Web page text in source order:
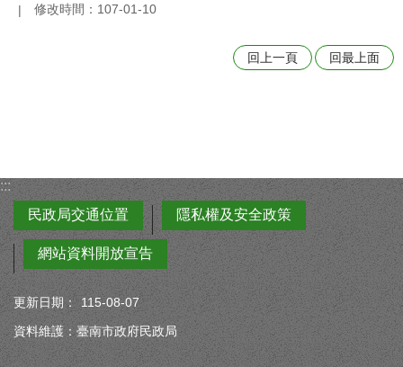
修改時間：107-01-10
回上一頁 回最上面
:::
民政局交通位置
隱私權及安全政策
網站資料開放宣告
更新日期：
115-08-07
資料維護：臺南市政府民政局